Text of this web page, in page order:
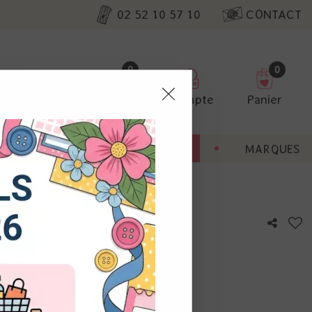
02 52 10 57 10 CONTACT
0
Compte
0
Panier
BONNES AFFAIRES MARQUES
avis !
nos
non
Vous
à droite